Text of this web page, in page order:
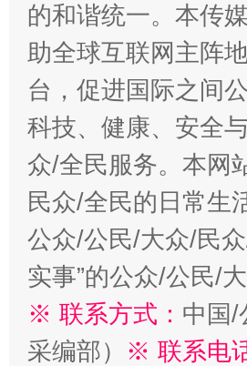
的和谐统一。本传
助全球互联网主阵
台，促进国际之间
科技、健康、安全
众/全民服务。本网
民众/全民的日常生
公众/公民/大众/民
实事”的公众/公民/
※ 联系方式： 中国/
采编部） ※ 联系电